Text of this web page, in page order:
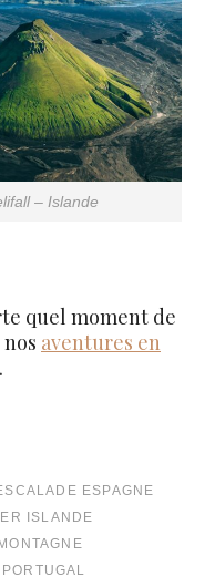
– Islande
quel moment de
aventures en
.
ESPAGNE
ISLANDE
PORTUGAL